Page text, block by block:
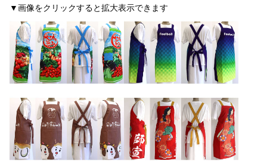
▼画像をクリックすると拡大表示できます